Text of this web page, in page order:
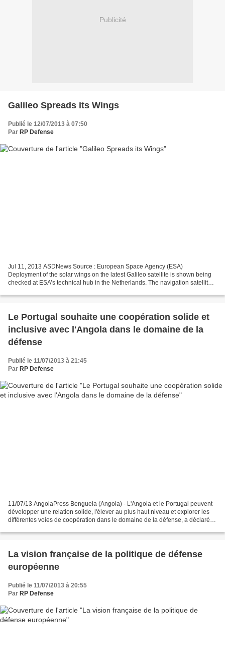
Publicité
Galileo Spreads its Wings
Publié le 12/07/2013 à 07:50
Par RP Defense
Jul 11, 2013 ASDNews Source : European Space Agency (ESA)
Deployment of the solar wings on the latest Galileo satellite is shown being
checked at ESA’s technical hub in the Netherlands. The navigation satellite’s
Le Portugal souhaite une coopération solide et
inclusive avec l'Angola dans le domaine de la
défense
Publié le 11/07/2013 à 21:45
Par RP Defense
11/07/13 AngolaPress Benguela (Angola) - L'Angola et le Portugal peuvent
développer une relation solide, l'élever au plus haut niveau et explorer les
différentes voies de coopération dans le domaine de la défense, a déclaré,
La vision française de la politique de défense
européenne
Publié le 11/07/2013 à 20:55
Par RP Defense